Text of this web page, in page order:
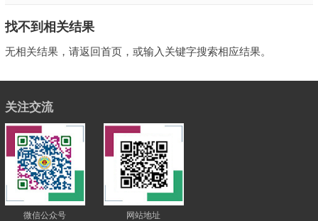
找不到相关结果
无相关结果，请返回首页，或输入关键字搜索相应结果。
关注交流
微信公众号 网站地址